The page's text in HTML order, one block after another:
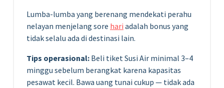
Lumba-lumba yang berenang mendekati perahu
nelayan menjelang sore hari adalah bonus yang
tidak selalu ada di destinasi lain.
Tips operasional: Beli tiket Susi Air minimal 3–4
minggu sebelum berangkat karena kapasitas
pesawat kecil. Bawa uang tunai cukup — tidak ada